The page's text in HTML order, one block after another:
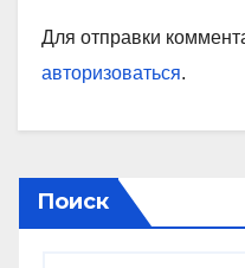
Для отправки
авторизоваться.
Поиск